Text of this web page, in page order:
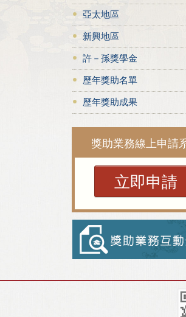
亞太地區
新興地區
許－孫獎學金
歷年獎助名單
歷年獎助成果
獎助業務線上申請
立即申請